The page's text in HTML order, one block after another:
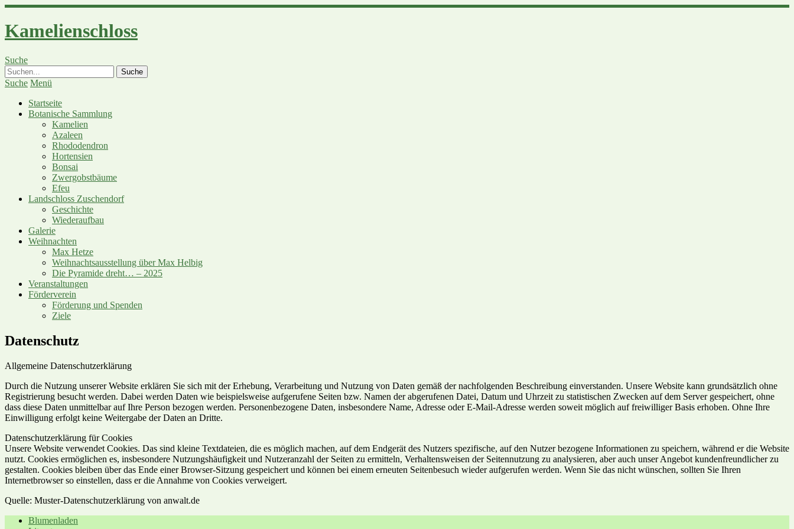
Kamelienschloss
Suche
Suche Menü
Startseite
Botanische Sammlung
Kamelien
Azaleen
Rhododendron
Hortensien
Bonsai
Zwergobstbäume
Efeu
Landschloss Zuschendorf
Geschichte
Wiederaufbau
Galerie
Weihnachten
Max Hetze
Weihnachtsausstellung über Max Helbig
Die Pyramide dreht… – 2025
Veranstaltungen
Förderverein
Förderung und Spenden
Ziele
Datenschutz
Allgemeine Datenschutzerklärung
Durch die Nutzung unserer Website erklären Sie sich mit der Erhebung, Verarbeitung und Nutzung von Daten gemäß der nachfolgenden Beschreibung einverstanden. Unsere Website kann grundsätzlich ohne
Registrierung besucht werden. Dabei werden Daten wie beispielsweise aufgerufene Seiten bzw. Namen der abgerufenen Datei, Datum und Uhrzeit zu statistischen Zwecken auf dem Server gespeichert, ohne
dass diese Daten unmittelbar auf Ihre Person bezogen werden. Personenbezogene Daten, insbesondere Name, Adresse oder E-Mail-Adresse werden soweit möglich auf freiwilliger Basis erhoben. Ohne Ihre
Einwilligung erfolgt keine Weitergabe der Daten an Dritte.
Datenschutzerklärung für Cookies
Unsere Website verwendet Cookies. Das sind kleine Textdateien, die es möglich machen, auf dem Endgerät des Nutzers spezifische, auf den Nutzer bezogene Informationen zu speichern, während er die Website
nutzt. Cookies ermöglichen es, insbesondere Nutzungshäufigkeit und Nutzeranzahl der Seiten zu ermitteln, Verhaltensweisen der Seitennutzung zu analysieren, aber auch unser Angebot kundenfreundlicher zu
gestalten. Cookies bleiben über das Ende einer Browser-Sitzung gespeichert und können bei einem erneuten Seitenbesuch wieder aufgerufen werden. Wenn Sie das nicht wünschen, sollten Sie Ihren
Internetbrowser so einstellen, dass er die Annahme von Cookies verweigert.
Quelle: Muster-Datenschutzerklärung von anwalt.de
Blumenladen